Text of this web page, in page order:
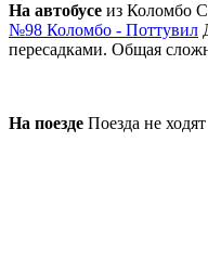
На автобусе из Коломбо
№98 Коломбо - Поттувил
пересадками. Общая
На поезде Поезда не